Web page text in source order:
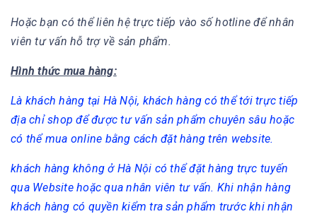
Hoặc bạn có thể liên hệ trực tiếp vào số hotline để nhân
viên tư vấn hỗ trợ về sản phẩm.
Hình thức mua hàng:
Là khách hàng tại Hà Nội, khách hàng có thể tới trực tiếp
địa chỉ shop để được tư vấn sản phẩm chuyên sâu hoặc
có thể mua online bằng cách đặt hàng trên website.
khách hàng không ở Hà Nội có thể đặt hàng trực tuyến
qua Website hoặc qua nhân viên tư vấn. Khi nhận hàng
khách hàng có quyền kiểm tra sản phẩm trước khi nhận